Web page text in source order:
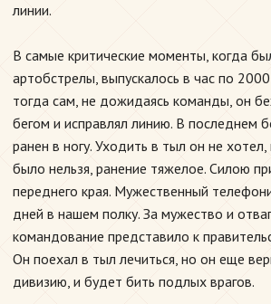
линии.
В самые критические моменты, когда
артобстрелы, выпускалось в час по
тогда сам, не дожидаясь команды, он
бегом и исправлял линию. В последнем
ранен в ногу. Уходить в тыл он не хотел,
было нельзя, ранение тяжелое. Силою
переднего края. Мужественный
дней в нашем полку. За мужество и
командование представило к
Он поехал в тыл лечиться, но он еще
дивизию, и будет бить подлых врагов.